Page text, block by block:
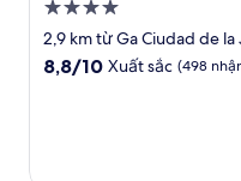
Nơi
lưu
trú
2,9 km từ Ga Ciudad de la
8.8
8,8/10 Xuất sắc (498